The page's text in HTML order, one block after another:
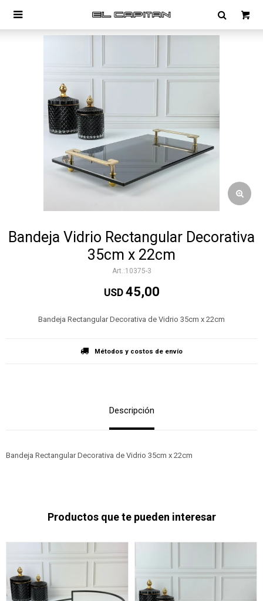

Bandeja Vidrio Rectangular Decorativa
35cm x 22cm
10375-3
USD 45,00
Bandeja Rectangular Decorativa de Vidrio 35cm x 22cm
Métodos y costos de envío
Descripción
Bandeja Rectangular Decorativa de Vidrio 35cm x 22cm
Productos que te pueden interesar